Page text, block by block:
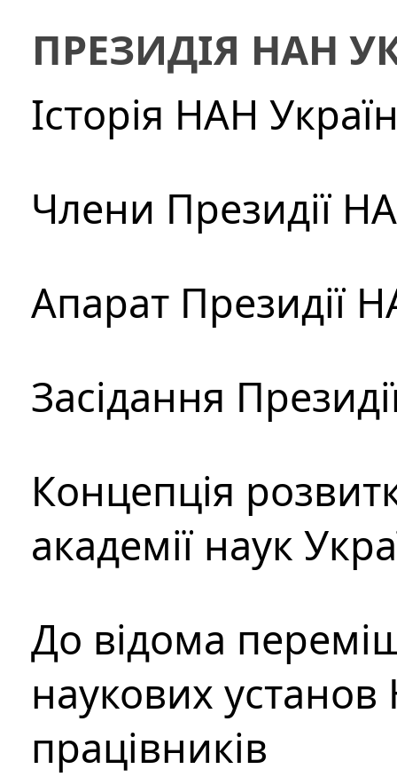
ПРЕЗИДІЯ НАН
Історія НАН
Члени Президії
Апарат Президії
Засідання
Концепція
академії наук
До відома
наукових установ
працівників